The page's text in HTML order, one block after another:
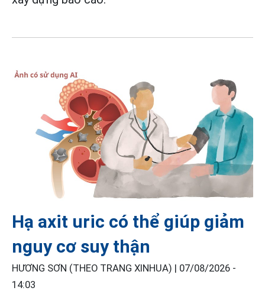
Hạ axit uric có thể giúp giảm
nguy cơ suy thận
HƯƠNG SƠN (THEO TRANG XINHUA) | 07/08/2026 -
14:03